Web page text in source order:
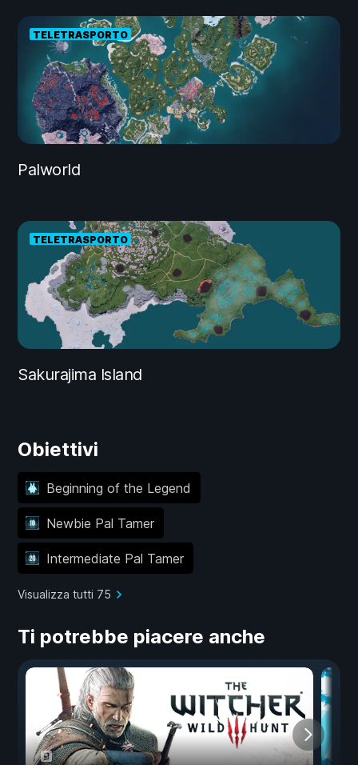
TELETRASPORTO
Palworld
TELETRASPORTO
Sakurajima Island
Obiettivi
Beginning of the Legend
Newbie Pal Tamer
Intermediate Pal Tamer
Visualizza tutti 75
Ti potrebbe piacere anche